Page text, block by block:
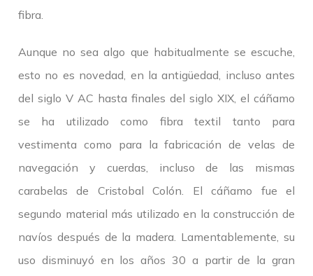
fibra.
Aunque no sea algo que habitualmente se escuche,
esto no es novedad, en la antigüedad, incluso antes
del siglo V AC hasta finales del siglo XIX, el cáñamo
se ha utilizado como fibra textil tanto para
vestimenta como para la fabricación de velas de
navegación y cuerdas, incluso de las mismas
carabelas de Cristobal Colón. El cáñamo fue el
segundo material más utilizado en la construcción de
navíos después de la madera. Lamentablemente, su
uso disminuyó en los años 30 a partir de la gran